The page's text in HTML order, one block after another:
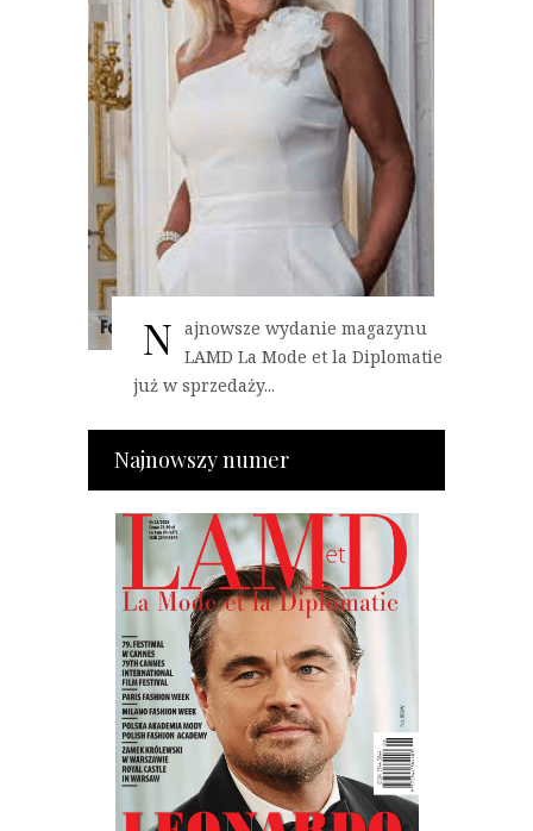
N ajnowsze wydanie magazynu
LAMD La Mode et la Diplomatie
już w sprzedaży...
Najnowszy numer